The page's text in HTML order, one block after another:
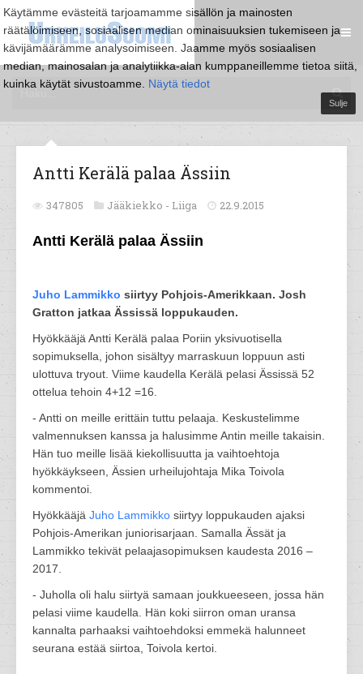
Käytämme evästeitä tarjoamamme sisällön ja mainosten
räätälöimiseen, sosiaalisen median ominaisuuksien tukemiseen ja
kävijämäärämme analysoimiseen. Jaamme myös sosiaalisen
median, mainosalan ja analytiikka-alan kumppaneillemme tietoa siitä,
kuinka käytät sivustoamme. Näytä tiedot
Sulje
Antti Kerälä palaa Ässiin
347805 Jääkiekko - Liiga 22.9.2015
Antti Kerälä palaa Ässiin
Juho Lammikko siirtyy Pohjois-Amerikkaan. Josh
Gratton jatkaa Ässissä loppukauden.
Hyökkääjä Antti Kerälä palaa Poriin yksivuotisella
sopimuksella, johon sisältyy marraskuun loppuun asti
ulottuva tryout. Viime kaudella Kerälä pelasi Ässissä 52
ottelua tehoin 4+12 =16.
- Antti on meille erittäin tuttu pelaaja. Keskustelimme
valmennuksen kanssa ja halusimme Antin meille takaisin.
Hän tuo meille lisää kiekollisuutta ja vaihtoehtoja
hyökkäykseen, Ässien urheilujohtaja Mika Toivola
kommentoi.
Hyökkääjä Juho Lammikko siirtyy loppukauden ajaksi
Pohjois-Amerikan juniorisarjaan. Samalla Ässät ja
Lammikko tekivät pelaajasopimuksen kaudesta 2016 –
2017.
- Juholla oli halu siirtyä samaan joukkueeseen, jossa hän
pelasi viime kaudella. Hän koki siirron oman uransa
kannalta parhaaksi vaihtoehdoksi emmekä halunneet
seurana estää siirtoa, Toivola kertoi.